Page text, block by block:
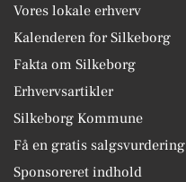
Vores lokale erhverv
Kalenderen for Silkeborg
Fakta om Silkeborg
Erhvervsartikler
Silkeborg Kommune
Få en gratis salgsvurdering
Sponsoreret indhold